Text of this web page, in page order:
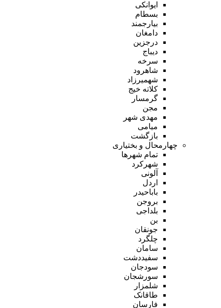
ایوانکی
بسطام
بیارجمند
دامغان
درجزین
دیباج
سرخه
شاهرود
شهمیرزاد
کلاته خیج
گرمسار
مجن
مهدی شهر
میامی
بازگشت
چهارمحال و بختیاری
تمام شهر‌ها
شهرکرد
آلونی
اردل
باباحیدر
بروجن
بلداجی
بن
جونقان
چلگرد
سامان
سفیددشت
سودجان
سورشجان
شلمزار
طاقانک
فارسان